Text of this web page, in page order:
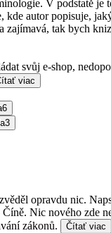
V podstatě je
kde autor popisuje,
zajímavá, tak bych
svůj e-shop,
viac
6
3
opravdu nic.
Nic nového zde
zákonů.
Čítať viac